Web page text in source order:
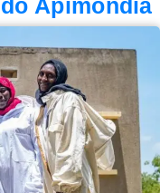
Apimondia